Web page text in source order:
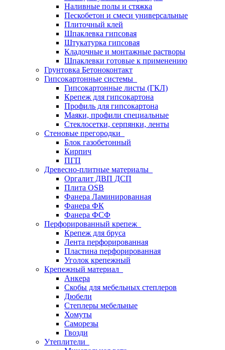
Наливные полы и стяжка
Пескобетон и смеси универсальные
Плиточный клей
Шпаклевка гипсовая
Штукатурка гипсовая
Кладочные и монтажные растворы
Шпаклевки готовые к применению
Грунтовка Бетоноконтакт
Гипсокартонные системы
Гипсокартонные листы (ГКЛ)
Крепеж для гипсокартона
Профиль для гипсокартона
Маяки, профили специальные
Стеклосетки, серпянки, ленты
Стеновые прегородки
Блок газобетонный
Кирпич
ПГП
Древесно-плитные материалы
Оргалит ДВП ДСП
Плита OSB
Фанера Ламинированная
Фанера ФК
Фанера ФСФ
Перфорированный крепеж
Крепеж для бруса
Лента перфорированная
Пластина перфорированная
Уголок крепежный
Крепежный материал
Анкера
Скобы для мебельных степлеров
Дюбели
Степлеры мебельные
Хомуты
Саморезы
Гвозди
Утеплители